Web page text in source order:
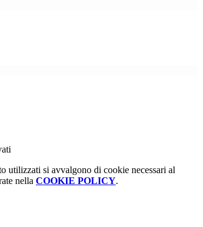
utilizzati si avvalgono di cookie necessari al
nella COOKIE POLICY.